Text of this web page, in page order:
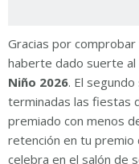
Gracias por
haberte dado suerte
Niño 2026. El
terminadas las fiestas
premiado con menos
retención en tu premio
celebra en el salón de